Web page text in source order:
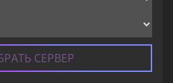
СЕРВЕР